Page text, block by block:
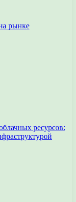
рынке
ресурсов: